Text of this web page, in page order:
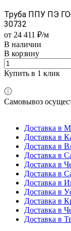
Труба ППУ ПЭ
30732
от 24 411 ₽/м
В наличии
В корзину
Купить в 1 клик
Самовывоз
Доставка в
Доставка в
Доставка в
Доставка в
Доставка в
Доставка в
Доставка в
Доставка в
Доставка в
Доставка в
Доставка в